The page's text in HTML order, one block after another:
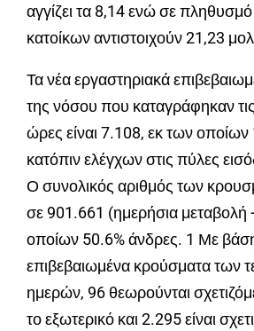
αγγίζει τα 8,14 ενώ σε
κατοίκων αντιστοιχούν 21,23
Τα νέα εργαστηριακά
της νόσου που καταγράφηκαν τις
ώρες είναι 7.108, εκ των οποίων
κατόπιν ελέγχων στις πύλες
Ο συνολικός αριθμός των
σε 901.661 (ημερήσια μεταβολή
οποίων 50.6% άνδρες. 1 Με
επιβεβαιωμένα κρούσματα των
ημερών, 96 θεωρούνται
το εξωτερικό και 2.295 είναι